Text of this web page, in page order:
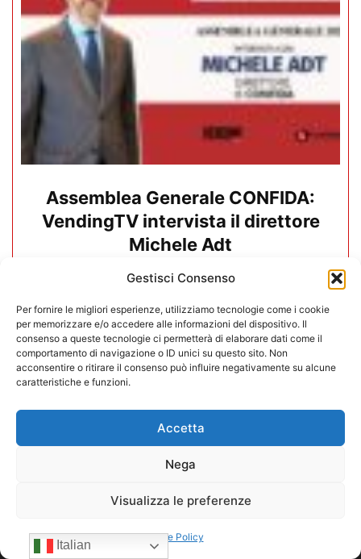
Gestisci Consenso
Per fornire le migliori esperienze, utilizziamo tecnologie come i cookie
per memorizzare e/o accedere alle informazioni del dispositivo. Il
consenso a queste tecnologie ci permetterà di elaborare dati come il
comportamento di navigazione o ID unici su questo sito. Non
acconsentire o ritirare il consenso può influire negativamente su alcune
caratteristiche e funzioni.
Accetta
Nega
Visualizza le preferenze
Cookie Policy
Assemblea Generale CONFIDA:
VendingTV intervista il direttore
Michele Adt
19/06/2026
Italian